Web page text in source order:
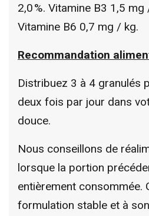
2,0 %. Vitamine B3 1,5 mg
Vitamine B6 0,7 mg / kg.
Recommandation
Distribuez 3 à 4 granulés
deux fois par jour dans
douce.
Nous conseillons de
lorsque la portion
entièrement consommée.
formulation stable et à